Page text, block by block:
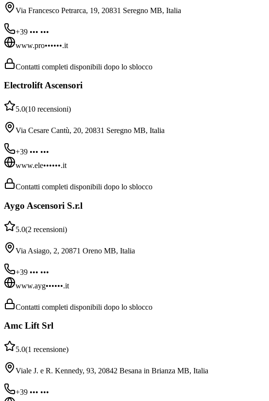
Via Francesco Petrarca, 19, 20831 Seregno MB, Italia
+39 ••• •••
www.pro••••••.it
Contatti completi disponibili dopo lo sblocco
Electrolift Ascensori
5.0(10 recensioni)
Via Cesare Cantù, 20, 20831 Seregno MB, Italia
+39 ••• •••
www.ele••••••.it
Contatti completi disponibili dopo lo sblocco
Aygo Ascensori S.r.l
5.0(2 recensioni)
Via Asiago, 2, 20871 Oreno MB, Italia
+39 ••• •••
www.ayg••••••.it
Contatti completi disponibili dopo lo sblocco
Amc Lift Srl
5.0(1 recensione)
Viale J. e R. Kennedy, 93, 20842 Besana in Brianza MB, Italia
+39 ••• •••